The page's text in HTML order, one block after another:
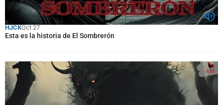
HJCKOct 27
Esta es la historia de El Sombrerón